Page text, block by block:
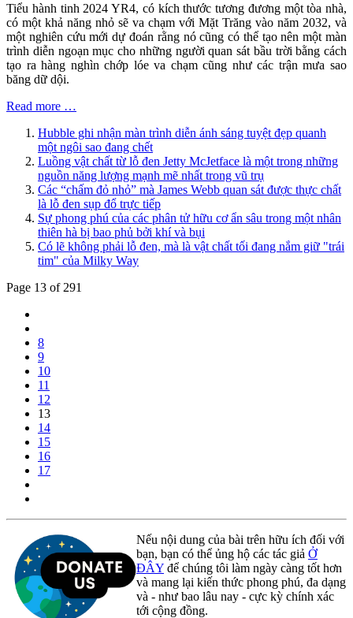
Tiểu hành tinh 2024 YR4, có kích thước tương đương một tòa nhà,
có một khả năng nhỏ sẽ va chạm với Mặt Trăng vào năm 2032, và
một nghiên cứu mới dự đoán rằng nó cũng có thể tạo nên một màn
trình diễn ngoạn mục cho những người quan sát bầu trời bằng cách
tạo ra hàng nghìn chớp lóe va chạm cũng như các trận mưa sao
băng dữ dội.
Read more …
Hubble ghi nhận màn trình diễn ánh sáng tuyệt đẹp quanh
một ngôi sao đang chết
Luồng vật chất từ lỗ đen Jetty McJetface là một trong những
nguồn năng lượng mạnh mẽ nhất trong vũ trụ
Các “chấm đỏ nhỏ” mà James Webb quan sát được thực chất
là lỗ đen sụp đổ trực tiếp
Sự phong phú của các phân tử hữu cơ ẩn sâu trong một nhân
thiên hà bị bao phủ bởi khí và bụi
Có lẽ không phải lỗ đen, mà là vật chất tối đang nắm giữ "trái
tim" của Milky Way
Page 13 of 291
8
9
10
11
12
13
14
15
16
17
Nếu nội dung của bài trên hữu ích đối với
bạn, bạn có thể ủng hộ các tác giả Ở
ĐÂY để chúng tôi làm ngày càng tốt hơn
và mang lại kiến thức phong phú, đa dạng
và - như bao lâu nay - cực kỳ chính xác
tới cộng đồng.